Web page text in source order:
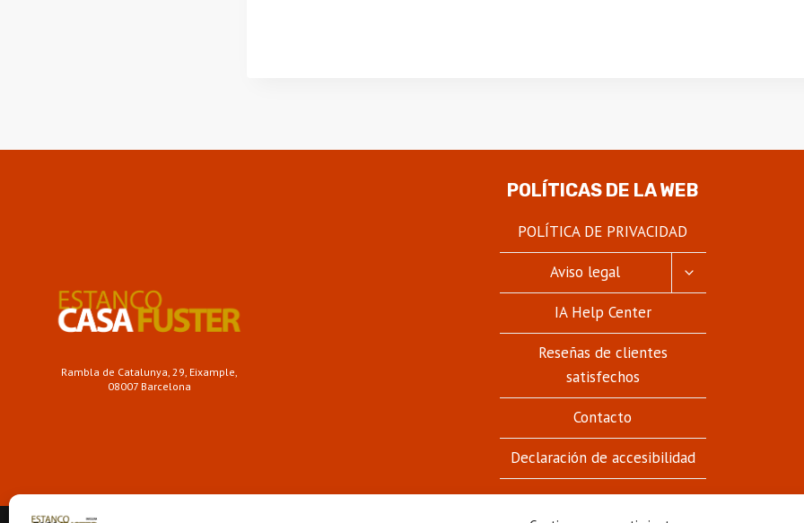
Rambla de Catalunya, 29, Eixample,
08007 Barcelona
POLÍTICAS DE LA WEB
POLÍTICA DE PRIVACIDAD
Aviso legal
ALTERNAR
IA Help Center
Reseñas de clientes
satisfechos
Contacto
Declaración de accesibilidad